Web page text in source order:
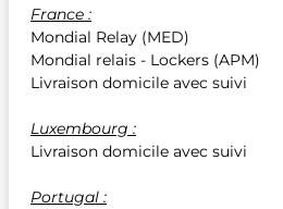
France :
Mondial Relay (MED)
Mondial relais - Lockers (APM)
Livraison domicile avec suivi
Luxembourg :
Livraison domicile avec suivi
Portugal :